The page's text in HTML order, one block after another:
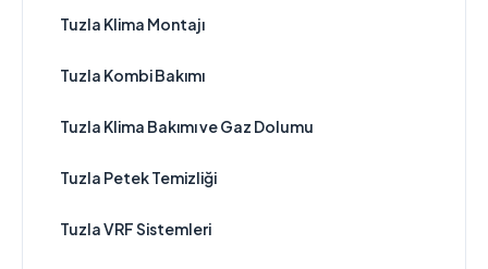
Tuzla Klima Montajı
Tuzla Kombi Bakımı
Tuzla Klima Bakımı ve Gaz Dolumu
Tuzla Petek Temizliği
Tuzla VRF Sistemleri